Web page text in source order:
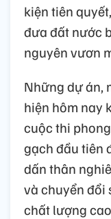
kiện tiên
đưa đất nước
nguyên vươn
Những dự án,
hiện hôm nay
cuộc thi
gạch đầu tiên
dấn thân
và chuyển đổi
chất lượng